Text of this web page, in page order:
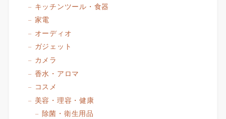
キッチンツール・食器
家電
オーディオ
ガジェット
カメラ
香水・アロマ
コスメ
美容・理容・健康
除菌・衛生用品